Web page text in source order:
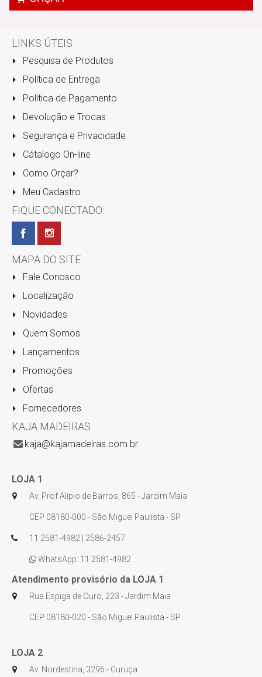
LINKS ÚTEIS
Pesquisa de Produtos
Política de Entrega
Política de Pagamento
Devolução e Trocas
Segurança e Privacidade
Cátalogo On-line
Como Orçar?
Meu Cadastro
FIQUE CONECTADO:
MAPA DO SITE
Fale Conosco
Localização
Novidades
Quem Somos
Lançamentos
Promoções
Ofertas
Fornecedores
KAJA MADEIRAS
kaja@kajamadeiras.com.br
LOJA 1
Av. Prof Alípio de Barros, 865 - Jardim Maia
CEP 08180-000 - São Miguel Paulista - SP
11 2581-4982 | 2586-2457
WhatsApp: 11 2581-4982
Atendimento provisório da LOJA 1
Rua Espiga de Ouro, 223 - Jardim Maia
CEP 08180-020 - São Miguel Paulista - SP
LOJA 2
Av. Nordestina, 3296 - Curuça